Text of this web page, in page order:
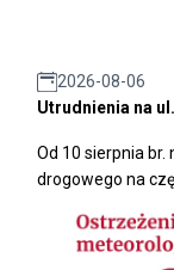
2026-08-06
Utrudnienia na
Od 10 sierpnia
drogowego na